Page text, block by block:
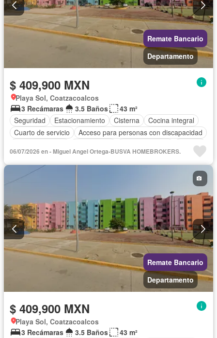
Remate Bancario
Departamento
$ 409,900 MXN
Playa Sol, Coatzacoalcos
3 Recámaras
3.5 Baños
43 m²
Seguridad
Estacionamiento Cisterna
Cocina integral
Cuarto de servicio
Acceso para personas con discapacidad
Internet
Aire acondicionado
Circuito cerrado de televisión
Electricidad
Recámara con closet
06/07/2026 en - Miguel Angel Ortega-BUSVA HOMEBROKERS.
Remate Bancario
Departamento
$ 409,900 MXN
Playa Sol, Coatzacoalcos
3 Recámaras
3.5 Baños
43 m²